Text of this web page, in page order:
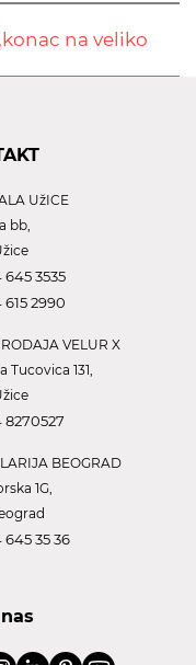
konac na veliko
UžICE
bb,
645 3535
615 2990
VELUR X
Tucovica 131,
8270527
BEOGRAD
1G,
645 35 36